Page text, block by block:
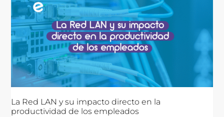
La Red LAN y su impacto directo en la
productividad de los empleados